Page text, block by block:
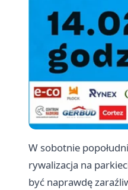
W sobotnie
rywalizacja na
być naprawdę